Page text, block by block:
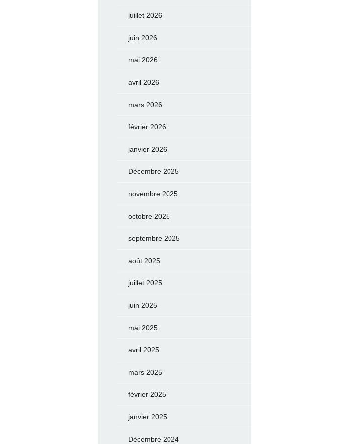
juillet 2026
juin 2026
mai 2026
avril 2026
mars 2026
février 2026
janvier 2026
Décembre 2025
novembre 2025
octobre 2025
septembre 2025
août 2025
juillet 2025
juin 2025
mai 2025
avril 2025
mars 2025
février 2025
janvier 2025
Décembre 2024